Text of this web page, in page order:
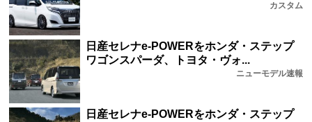
カスタム
日産セレナe-POWERをホンダ・ステップ
ワゴンスパーダ、トヨタ・ヴォ...
ニューモデル速報
日産セレナe-POWERをホンダ・ステップ